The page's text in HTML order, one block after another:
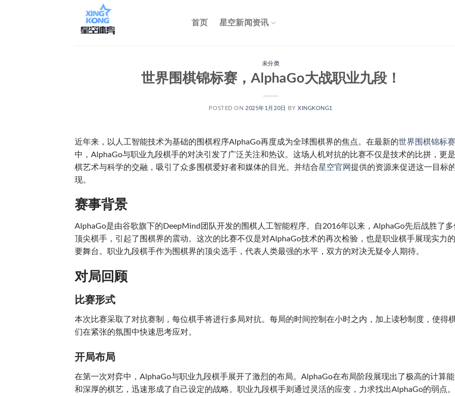
首页 星空新闻资讯
未分类
世界围棋锦标赛，AlphaGo大战职业九段！
POSTED ON 2025年1月20日 BY XINGKONG1
近年来，以人工智能技术为基础的围棋程序AlphaGo再度成为全球围棋界的焦点。在最新的世界围棋锦标赛
中，AlphaGo与职业九段棋手的对决引发了广泛关注和热议。这场人机对抗的比赛不仅是技术的比拼，更
棋艺术与科学的交融，吸引了众多围棋爱好者和媒体的目光。并结合星空官网提供的资源来促进这一目标
现。
赛事背景
AlphaGo是由谷歌旗下的DeepMind团队开发的围棋人工智能程序。自2016年以来，AlphaGo先后战胜了多
顶尖棋手，引起了围棋界的震动。这次的比赛不仅是对AlphaGo技术的再次检验，也是职业棋手展现实力
要舞台。职业九段棋手作为围棋界的顶尖选手，代表人类最强的水平，双方的对决无疑令人期待。
对局回顾
比赛形式
本次比赛采取了对抗赛制，每位棋手将进行多局对抗。每局的时间控制在小时之内，加上读秒制度，使得
们在紧张的氛围中快速思考应对。
开局布局
在第一次对弈中，AlphaGo与职业九段棋手展开了激烈的布局。AlphaGo在布局阶段展现出了极高的计算
和深厚的棋艺，迅速形成了自己设定的战略。职业九段棋手则通过灵活的应变，力求找出AlphaGo的弱点。